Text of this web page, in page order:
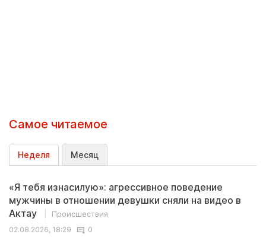
Самое читаемое
Неделя Месяц
«Я тебя изнасилую»: агрессивное поведение
мужчины в отношении девушки сняли на видео в
Актау
Происшествия
02.08.2026, 18:29
0